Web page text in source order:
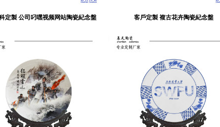
定製 公司叼嘿视频网站陶瓷紀念盤 客戶定製 複古花卉陶瓷紀念盤